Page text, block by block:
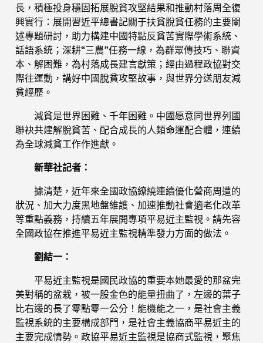
長，積極投身穩固拓展脫貧攻堅結果和推動村落周全復
興實行：展開習近平總書記關于扶貧脫貧任務的主要闡
述專題研討，助力構建中國特點反貧苦實際學術系統、
話語系統；深耕“三農”任務一線，為群眾傳技巧、聯資
本、解困難，為村落成長建言獻策；經由過程政協對交
際往運動，講好中國脫貧攻堅故事，與世界分送朋友減
貧經歷。
減貧是世界困難、千年困難。中國愿意同世界列國
聯袂共建解脫貧苦、配合成長的人類命運配合體，連續
為全球減貧工作作進獻。
新華社記者：
據清楚，近年來全國政協繚繞連續優化營商周遭的
狀況、加大力度黑地盤維護、加速推動社會適老化改革
等重點義務，持續五年展開專項平易近主監視。請先容
全國政協在推進平易近主監視精準發力方面的做法。
劉結一：
平易近主監視是國民政協的重要本她最愛的那盆完
美對稱的盆栽，被一股金色的能量扭曲了，左邊的葉子
比右邊的長了零點零一公分！能機能之一，是社會主義
監視系統的主要構成部門，是社會主義協商平易近主的
主要完成情勢。政協平易近主監視是協商式監視，聚焦